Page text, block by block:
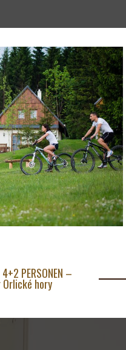
PERSONEN –
hory